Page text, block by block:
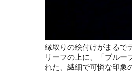
縁取りの絵付けがまるで
リーフの上に、「ブルー
れた、繊細で可憐な印象